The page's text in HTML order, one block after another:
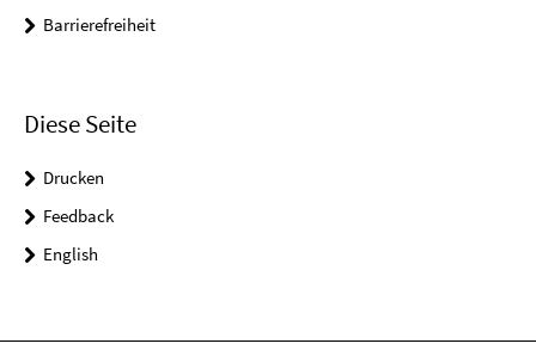
Barrierefreiheit
Diese Seite
Drucken
Feedback
English